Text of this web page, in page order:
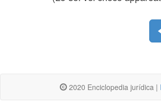
2020 Enciclopedia jurídica |